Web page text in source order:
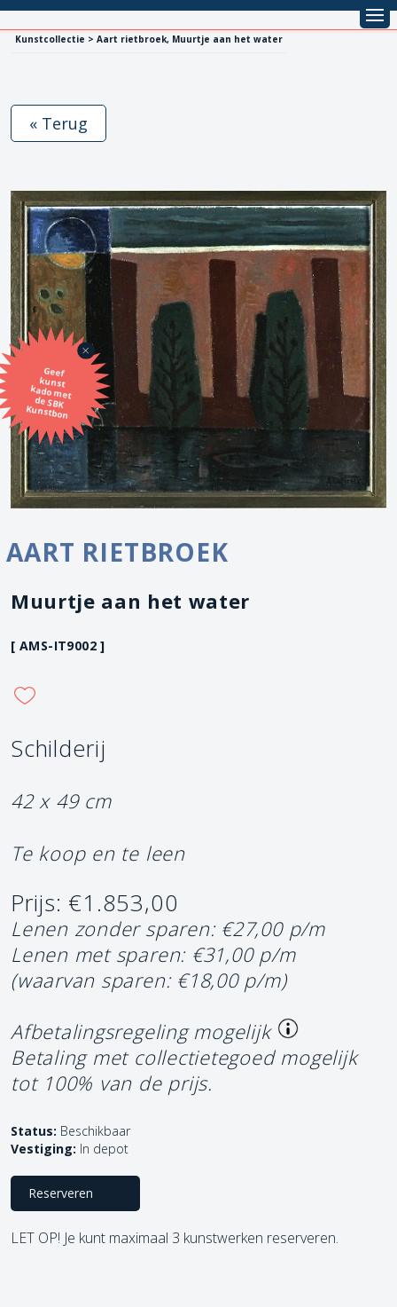
Kunstcollectie > Aart rietbroek, Muurtje aan het water
Geef
kunst
kado met
de SBK
Kunstbon
« Terug
AART RIETBROEK
Muurtje aan het water
[ AMS-IT9002 ]
Schilderij
42 x 49 cm
Te koop en te leen
Prijs: €1.853,00
Lenen zonder sparen: €27,00 p/m
Lenen met sparen: €31,00 p/m
(waarvan sparen: €18,00 p/m)
Afbetalingsregeling mogelijk
Betaling met collectietegoed mogelijk
tot 100% van de prijs.
Status: Beschikbaar
Vestiging: In depot
Reserveren
LET OP! Je kunt maximaal 3 kunstwerken reserveren.